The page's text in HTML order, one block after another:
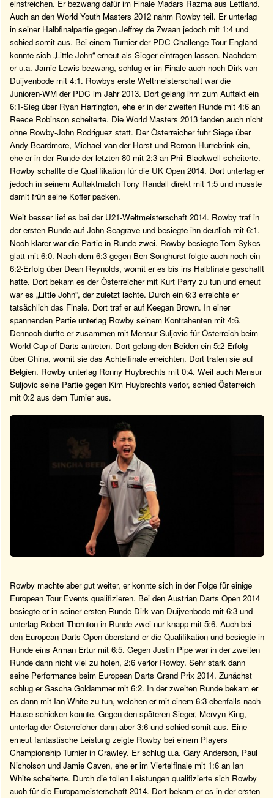
einstreichen. Er bezwang dafür im Finale Madars Razma aus Lettland.
Auch an den World Youth Masters 2012 nahm Rowby teil. Er unterlag
in seiner Halbfinalpartie gegen Jeffrey de Zwaan jedoch mit 1:4 und
schied somit aus. Bei einem Turnier der PDC Challenge Tour England
konnte sich „Little John“ erneut als Sieger eintragen lassen. Nachdem
er u.a. Jamie Lewis bezwang, schlug er im Finale auch noch Dirk van
Duijvenbode mit 4:1. Rowbys erste Weltmeisterschaft war die
Junioren-WM der PDC im Jahr 2013. Dort gelang ihm zum Auftakt ein
6:1-Sieg über Ryan Harrington, ehe er in der zweiten Runde mit 4:6 an
Reece Robinson scheiterte. Die World Masters 2013 fanden auch nicht
ohne Rowby-John Rodriguez statt. Der Österreicher fuhr Siege über
Andy Beardmore, Michael van der Horst und Remon Hurrebrink ein,
ehe er in der Runde der letzten 80 mit 2:3 an Phil Blackwell scheiterte.
Rowby schaffte die Qualifikation für die UK Open 2014. Dort unterlag er
jedoch in seinem Auftaktmatch Tony Randall direkt mit 1:5 und musste
damit früh seine Koffer packen.
Weit besser lief es bei der U21-Weltmeisterschaft 2014. Rowby traf in
der ersten Runde auf John Seagrave und besiegte ihn deutlich mit 6:1.
Noch klarer war die Partie in Runde zwei. Rowby besiegte Tom Sykes
glatt mit 6:0. Nach dem 6:3 gegen Ben Songhurst folgte auch noch ein
6:2-Erfolg über Dean Reynolds, womit er es bis ins Halbfinale geschafft
hatte. Dort bekam es der Österreicher mit Kurt Parry zu tun und erneut
war es „Little John“, der zuletzt lachte. Durch ein 6:3 erreichte er
tatsächlich das Finale. Dort traf er auf Keegan Brown. In einer
spannenden Partie unterlag Rowby seinem Kontrahenten mit 4:6.
Dennoch durfte er zusammen mit Mensur Suljovic für Österreich beim
World Cup of Darts antreten. Dort gelang den Beiden ein 5:2-Erfolg
über China, womit sie das Achtelfinale erreichten. Dort trafen sie auf
Belgien. Rowby unterlag Ronny Huybrechts mit 0:4. Weil auch Mensur
Suljovic seine Partie gegen Kim Huybrechts verlor, schied Österreich
mit 0:2 aus dem Turnier aus.
Rowby machte aber gut weiter, er konnte sich in der Folge für einige
European Tour Events qualifizieren. Bei den Austrian Darts Open 2014
besiegte er in seiner ersten Runde Dirk van Duijvenbode mit 6:3 und
unterlag Robert Thornton in Runde zwei nur knapp mit 5:6. Auch bei
den European Darts Open überstand er die Qualifikation und besiegte in
Runde eins Arman Ertur mit 6:5. Gegen Justin Pipe war in der zweiten
Runde dann nicht viel zu holen, 2:6 verlor Rowby. Sehr stark dann
seine Performance beim European Darts Grand Prix 2014. Zunächst
schlug er Sascha Goldammer mit 6:2. In der zweiten Runde bekam er
es dann mit Ian White zu tun, welchen er mit einem 6:3 ebenfalls nach
Hause schicken konnte. Gegen den späteren Sieger, Mervyn King,
unterlag der Österreicher dann aber 3:6 und schied somit aus. Eine
erneut fantastische Leistung zeigte Rowby bei einem Players
Championship Turnier in Crawley. Er schlug u.a. Gary Anderson, Paul
Nicholson und Jamie Caven, ehe er im Viertelfinale mit 1:6 an Ian
White scheiterte. Durch die tollen Leistungen qualifizierte sich Rowby
auch für die Europameisterschaft 2014. Dort bekam er es in der ersten